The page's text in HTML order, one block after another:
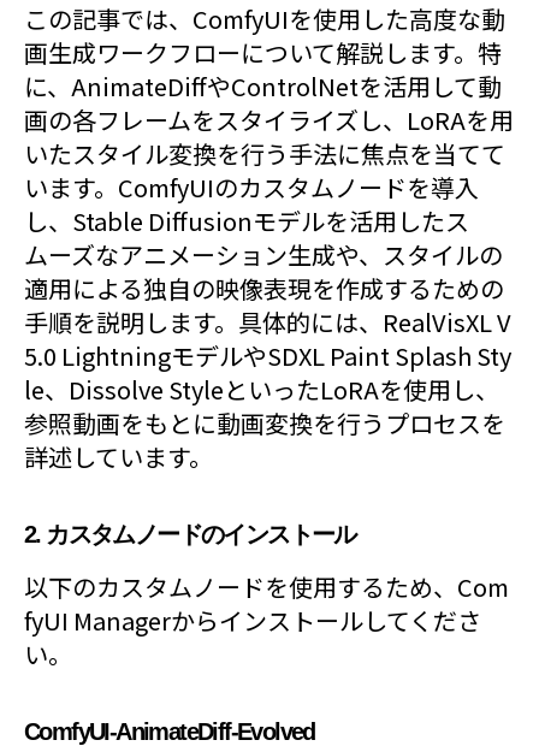
この記事では、ComfyUIを使用した高度な動
画生成ワークフローについて解説します。特
に、AnimateDiffやControlNetを活用して動
画の各フレームをスタイライズし、LoRAを用
いたスタイル変換を行う手法に焦点を当てて
います。ComfyUIのカスタムノードを導入
し、Stable Diffusionモデルを活用したス
ムーズなアニメーション生成や、スタイルの
適用による独自の映像表現を作成するための
手順を説明します。具体的には、RealVisXL V
5.0 LightningモデルやSDXL Paint Splash Sty
le、Dissolve StyleといったLoRAを使用し、
参照動画をもとに動画変換を行うプロセスを
詳述しています。
2. カスタムノードのインストール
以下のカスタムノードを使用するため、Com
fyUI Managerからインストールしてくださ
い。
ComfyUI-AnimateDiff-Evolved